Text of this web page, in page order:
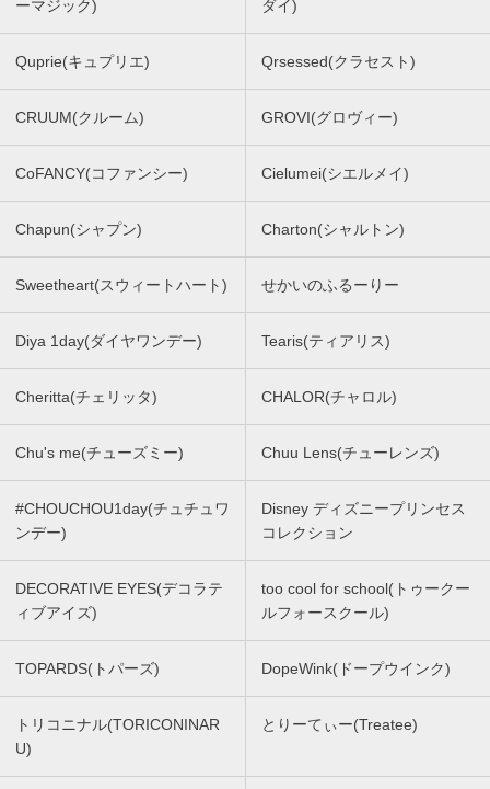
ーマジック)
ダイ)
Quprie(キュプリエ) Qrsessed(クラセスト)
CRUUM(クルーム) GROVI(グロヴィー)
CoFANCY(コファンシー) Cielumei(シエルメイ)
Chapun(シャプン) Charton(シャルトン)
Sweetheart(スウィートハート) せかいのふるーりー
Diya 1day(ダイヤワンデー) Tearis(ティアリス)
Cheritta(チェリッタ) CHALOR(チャロル)
Chu's me(チューズミー) Chuu Lens(チューレンズ)
#CHOUCHOU1day(チュチュワ
ンデー)
Disney ディズニープリンセス
コレクション
DECORATIVE EYES(デコラテ
ィブアイズ)
too cool for school(トゥークー
ルフォースクール)
TOPARDS(トパーズ) DopeWink(ドープウインク)
トリコニナル(TORICONINAR
U)
とりーてぃー(Treatee)